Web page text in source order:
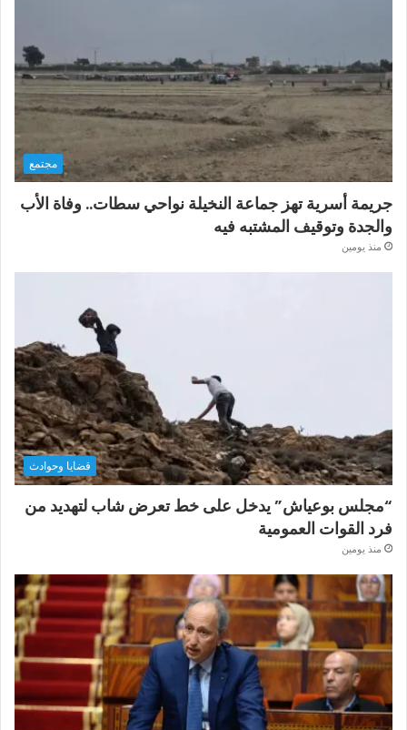
مجتمع
جريمة أسرية تهز جماعة النخيلة نواحي سطات.. وفاة الأب
والجدة وتوقيف المشتبه فيه
منذ يومين
قضايا وحوادث
“مجلس بوعياش” يدخل على خط تعرض شاب لتهديد من
فرد القوات العمومية
منذ يومين